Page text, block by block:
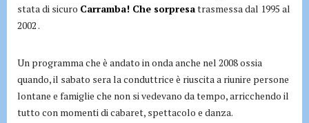
stata di sicuro Carramba! Che sorpresatrasmessa dal 1995 al
2002 .
Un programma che è andato in onda anche nel 2008 ossia
quando, il sabato sera la conduttrice è riuscita a riunire persone
lontane e famiglie che non si vedevano da tempo, arricchendo il
tutto con momenti di cabaret, spettacolo e danza.